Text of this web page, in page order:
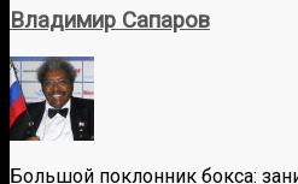
Владимир Сапаров
Большой поклонник бокса: